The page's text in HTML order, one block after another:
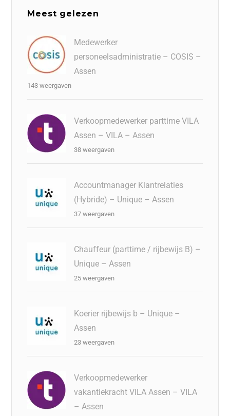
Meest gelezen
Medewerker
personeelsadministratie – COSIS –
Assen
143 weergaven
Verkoopmedewerker parttime VILA
Assen – VILA – Assen
38 weergaven
Accountmanager Klantrelaties
(Hybride) – Unique – Assen
37 weergaven
Chauffeur (parttime / rijbewijs B) –
Unique – Assen
25 weergaven
Koerier rijbewijs b – Unique –
Assen
23 weergaven
Verkoopmedewerker
vakantiekracht VILA Assen – VILA
– Assen